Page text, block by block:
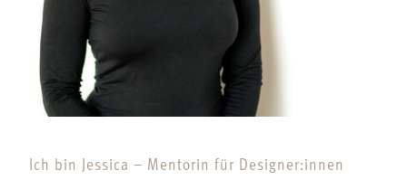
Ich bin Jessica – Mentorin für Designer:innen